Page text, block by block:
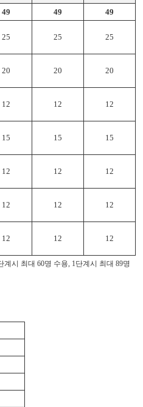
49 49
49
25 25 25
20 20 20
12 12 12
15 15 15
12 12 12
12 12 12
12 12 12
시 최대 60명 수용, 1단계시 최대 89명